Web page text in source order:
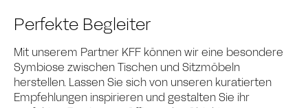
Perfekte Begleiter
Mit unserem Partner KFF können wir eine besondere
Symbiose zwischen Tischen und Sitzmöbeln
herstellen. Lassen Sie sich von unseren kuratierten
Empfehlungen inspirieren und gestalten Sie ihr